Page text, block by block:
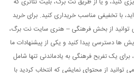
با تخفیفی مناسب خریداری کنید. برای خرید
توانید از بخش فرهنگی – هنری سایت نت برگ،
ها دسترسی پیدا کنید و یکی از پیشنهادات ما
برای یک تفریح فرهنگی به یادماندنی تنها شامل
از محتوای نمایشی که انتخاب کردید با